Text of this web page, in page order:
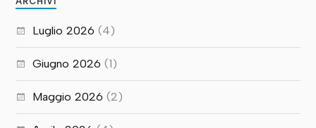
Luglio 2026 (4)
Giugno 2026 (1)
Maggio 2026 (2)